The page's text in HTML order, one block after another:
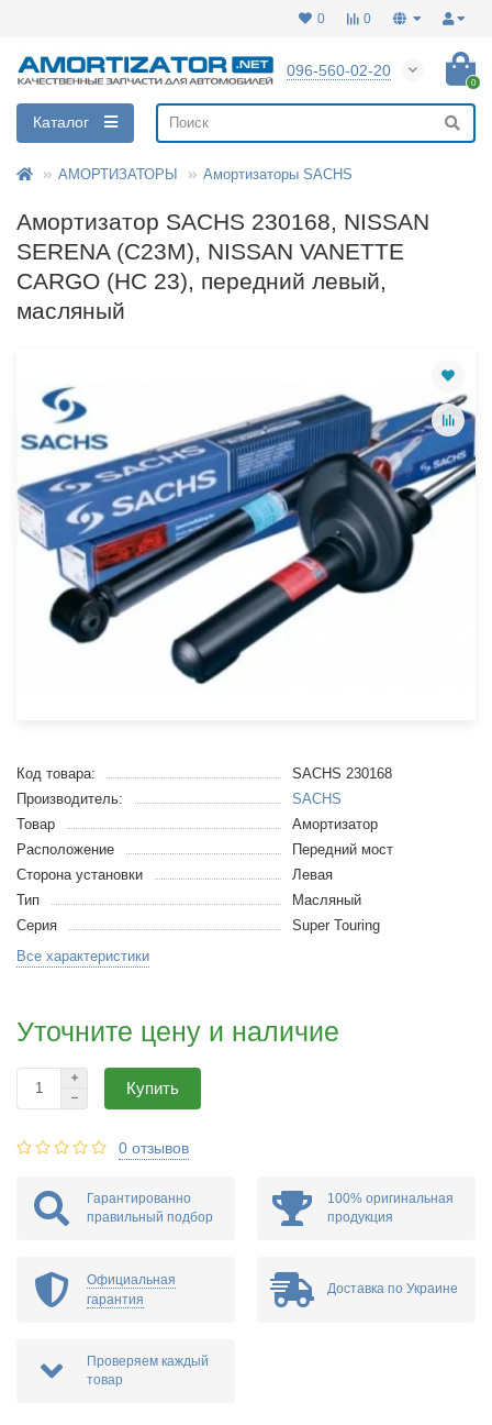
0
0
096-560-02-20
0
Каталог
АМОРТИЗАТОРЫ Амортизаторы SACHS
Амортизатор SACHS 230168, NISSAN
SERENA (C23M), NISSAN VANETTE
CARGO (HC 23), передний левый,
масляный
Код товара:
SACHS 230168
Производитель:
SACHS
Товар
Амортизатор
Расположение
Передний мост
Сторона установки
Левая
Тип
Масляный
Серия
Super Touring
Все характеристики
Уточните цену и наличие
Купить
0 отзывов
Гарантированно
правильный подбор
100% оригинальная
продукция
Официальная
гарантия
Доставка по Украине
Проверяем каждый
товар